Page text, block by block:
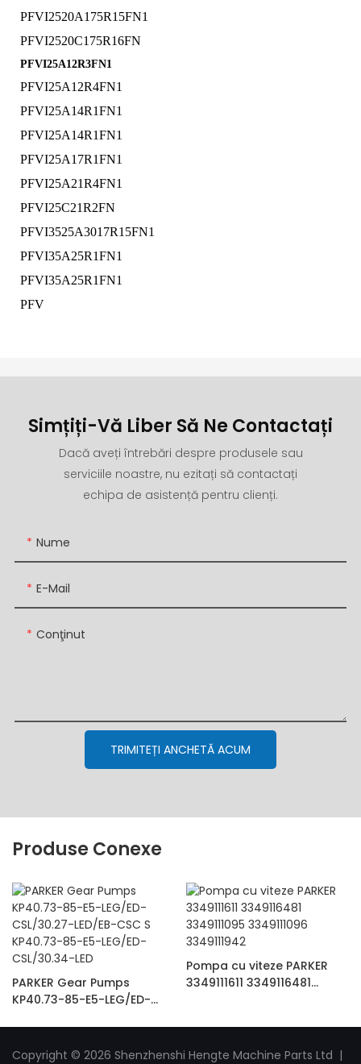
PFVI2520A175R15FN1
PFVI2520C175R16FN
PFVI25A12R3FN1
PFVI25A12R4FN1
PFVI25A14R1FN1
PFVI25A14R1FN1
PFVI25A17R1FN1
PFVI25A21R4FN1
PFVI25C21R2FN
PFVI3525A3017R15FN1
PFVI35A25R1FN1
PFVI35A25R1FN1
PFV
Simțiți-Vă Liber Să Ne Contactați
Dacă aveți întrebări despre produsele sau
serviciile noastre, nu ezitați să contactați
echipa de asistență pentru clienți.
Nume
E-Mail
Conţinut
TRIMITEȚI ANCHETĂ ACUM
Produse Conexe
PARKER Gear Pumps
KP40.73-85-E5-LEG/ED-
CSL/30.34-LED
Pompa cu viteze PARKER
3349111611 3349116481
Copyright © 2026 Shenzhenshi Hengte Machine Parts Ltd |